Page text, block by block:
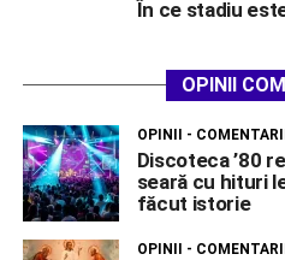
În ce stadiu
OPINII
OPINII - COMENTARII
Discoteca ’80
seară cu hituri
făcut istorie
OPINII - COMENTARII